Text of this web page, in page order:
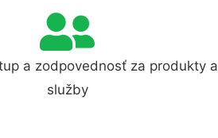
a zodpovednosť za produkty a
služby